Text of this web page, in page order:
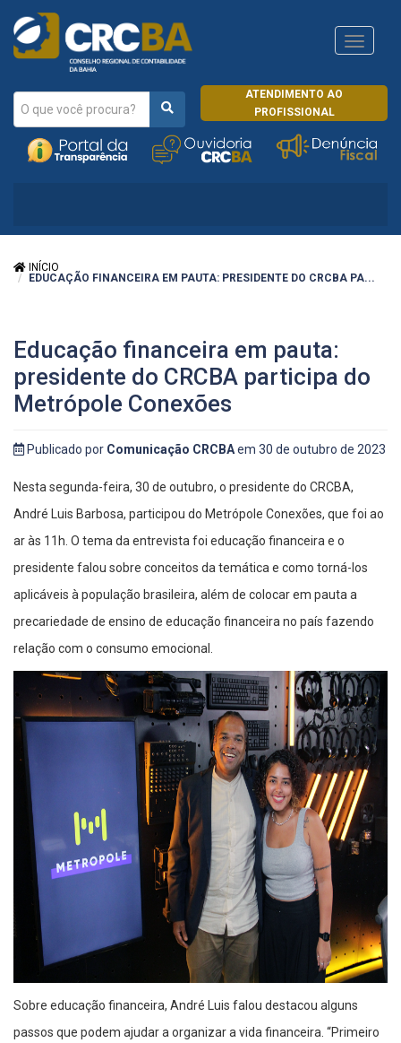
ATENDIMENTO AO
PROFISSIONAL
CRCRJ
INÍCIO
EDUCAÇÃO FINANCEIRA EM PAUTA: PRESIDENTE DO CRCBA PA...
Educação financeira em pauta:
presidente do CRCBA participa do
Metrópole Conexões
Publicado por Comunicação CRCBAem 30 de outubro de 2023
Nesta segunda-feira, 30 de outubro, o presidente do CRCBA,
André Luis Barbosa, participou do Metrópole Conexões, que foi ao
ar às 11h. O tema da entrevista foi educação financeira e o
presidente falou sobre conceitos da temática e como torná-los
aplicáveis à população brasileira, além de colocar em pauta a
precariedade de ensino de educação financeira no país fazendo
relação com o consumo emocional.
Sobre educação financeira, André Luis falou destacou alguns
passos que podem ajudar a organizar a vida financeira. “Primeiro